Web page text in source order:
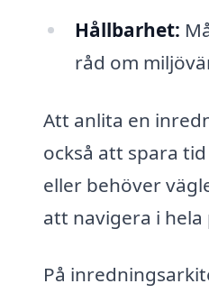
Hållbarhet:
råd om
Att anlita en
också att spara
eller behöver
att navigera i
På